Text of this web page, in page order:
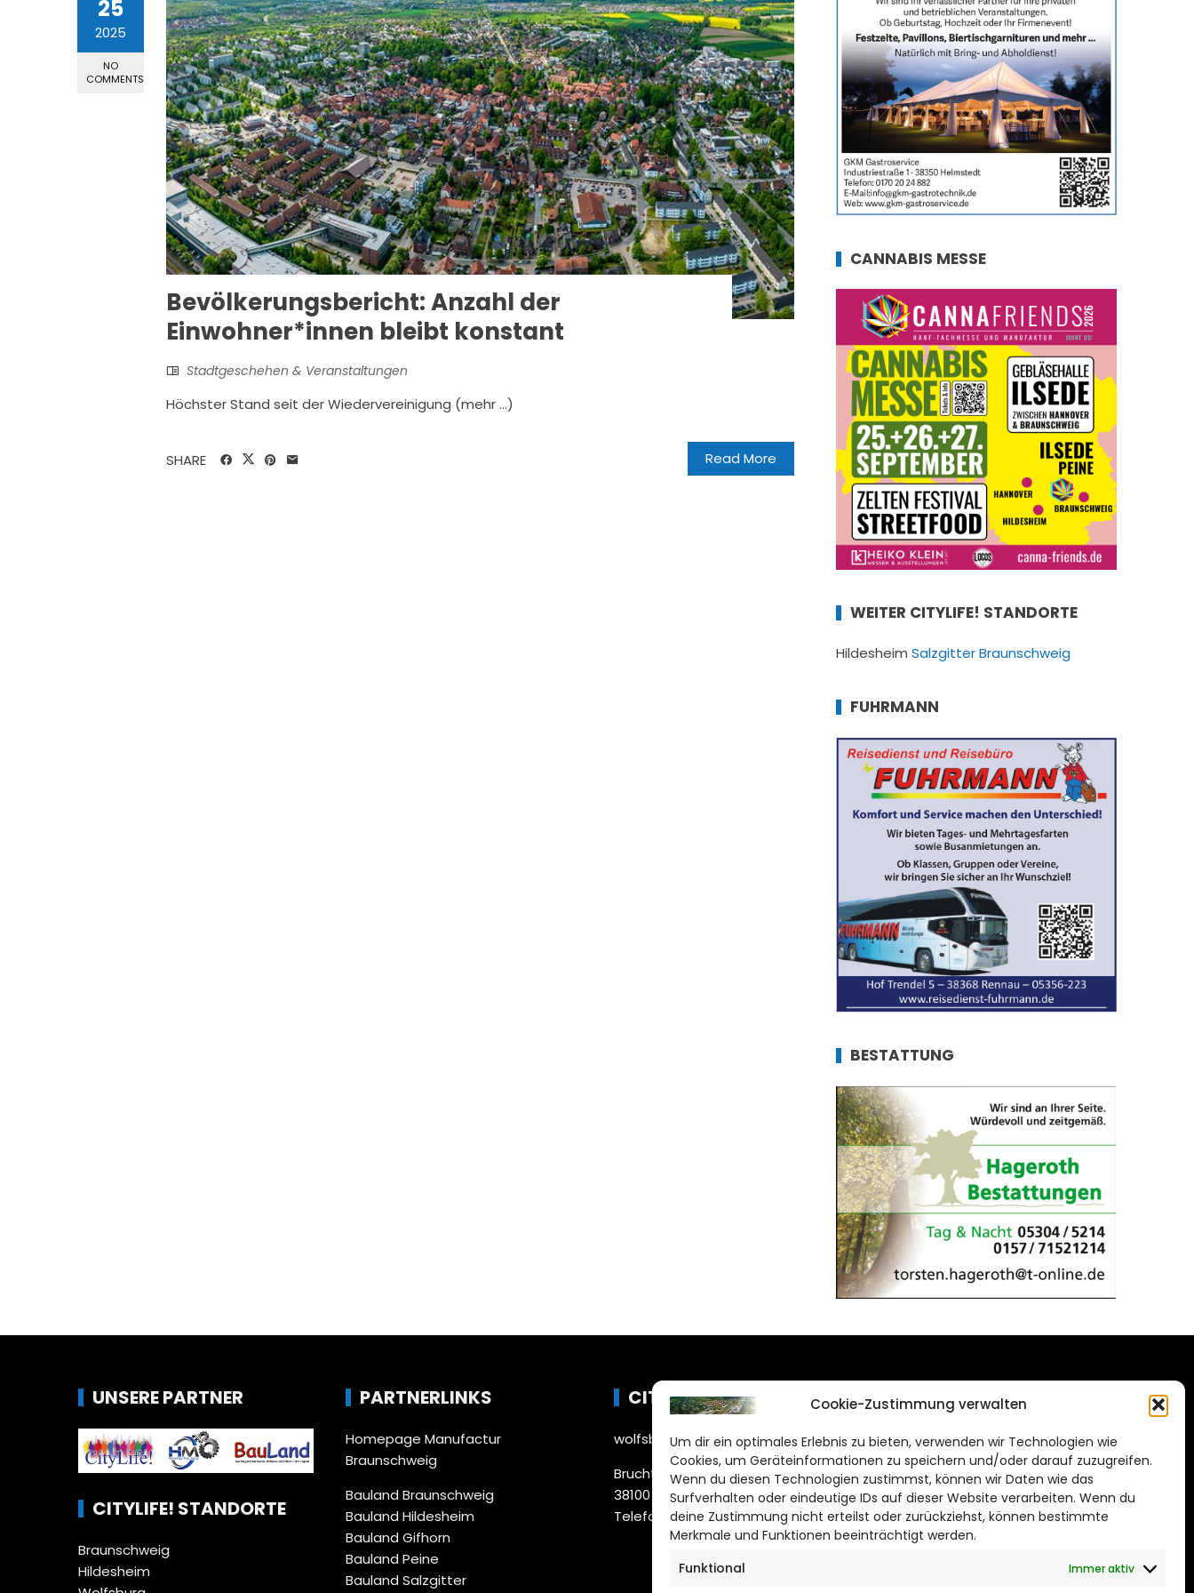
Cookie-Zustimmung verwalten
Um dir ein optimales Erlebnis zu bieten, verwenden wir Technologien wie
Cookies, um Geräteinformationen zu speichern und/oder darauf zuzugreifen.
Wenn du diesen Technologien zustimmst, können wir Daten wie das
Surfverhalten oder eindeutige IDs auf dieser Website verarbeiten. Wenn du
deine Zustimmung nicht erteilst oder zurückziehst, können bestimmte
Merkmale und Funktionen beeinträchtigt werden.
Funktional
Immer aktiv
25
2025
NO
COMMENTS
Bevölkerungsbericht: Anzahl der
Einwohner*innen bleibt konstant
Stadtgeschehen & Veranstaltungen
Höchster Stand seit der Wiedervereinigung (mehr …)
Read More
SHARE
CANNABIS MESSE
WEITER CITYLIFE! STANDORTE
Hildesheim SalzgitterBraunschweig
FUHRMANN
BESTATTUNG
UNSERE PARTNER
CITYLIFE! STANDORTE
Braunschweig
Hildesheim
PARTNERLINKS
Homepage Manufactur
Braunschweig
Bauland Braunschweig
Bauland Hildesheim
Bauland Gifhorn
Bauland Peine
Bauland Salzgitter
CITYLIFE!
wolfsburg@citylifemedien.de
Bruchtorwall 12
38100 Braunschweig
Telefon: 0531 387220 – 65
DAS STADTMAGAZIN
FÜR WOLFSBURG
Impressum
Datenschutzerklärung
Cookie Richtlinie
CITYLIFE! BEI FACEBOOK